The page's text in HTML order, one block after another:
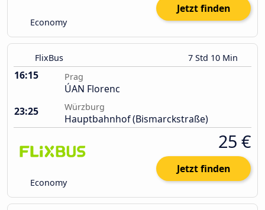
Economy
Jetzt finden
FlixBus 7 Std 10 Min
16:15 Prag
ÚAN Florenc
23:25
Würzburg
Hauptbahnhof (Bismarckstraße)
Economy
25 €
Jetzt finden